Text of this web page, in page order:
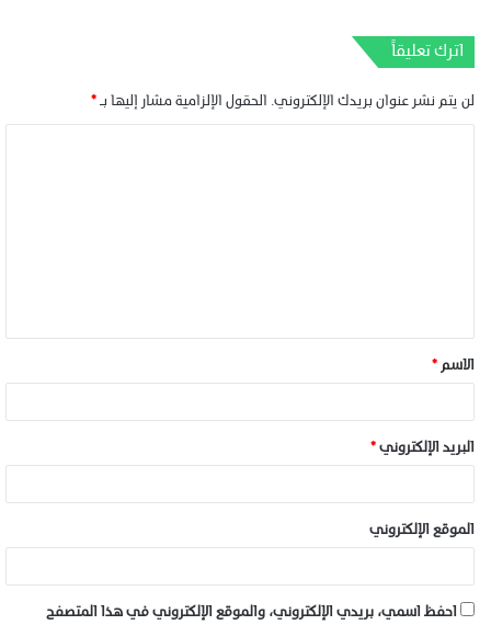
اترك تعليقاً
لن يتم نشر عنوان بريدك الإلكتروني. الحقول الإلزامية مشار إليها بـ *
الاسم *
البريد الإلكتروني *
الموقع الإلكتروني
احفظ اسمي، بريدي الإلكتروني، والموقع الإلكتروني في هذا المتصفح